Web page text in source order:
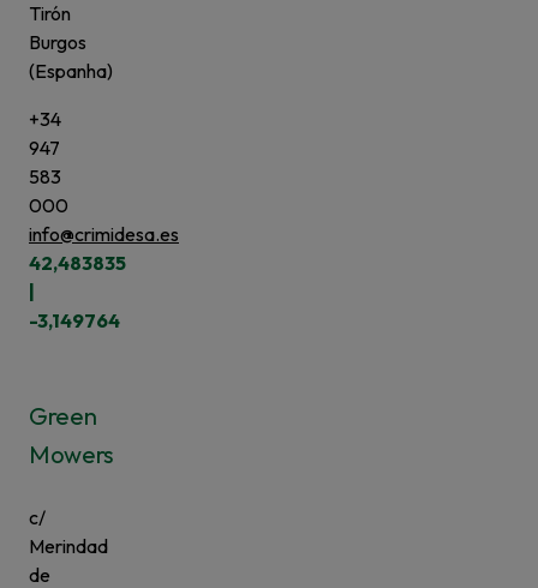
Tirón
Burgos
(Espanha)
+34
947
583
000
info@crimidesa.es
42,483835
-3,149764
Green
Mowers
c/
Merindad
de